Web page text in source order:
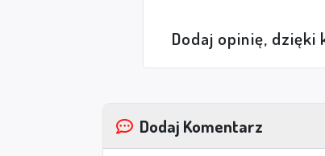
Dodaj opinię,
Dodaj Komentarz